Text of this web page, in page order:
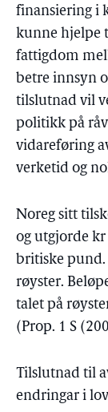
finansiering i
kunne hjelpe
fattigdom
betre innsyn
tilslutnad vil
politikk på
vidareføring
verketid og
Noreg sitt
og utgjorde kr
britiske pund.
røyster.
talet på
(Prop. 1 S
Tilslutnad til
endringar i